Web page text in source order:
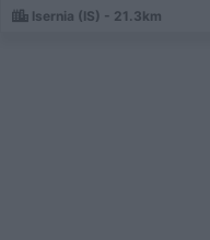
Isernia (IS) - 21.3km